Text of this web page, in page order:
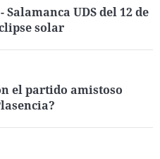
UDS del 12 de
solar
el partido amistoso